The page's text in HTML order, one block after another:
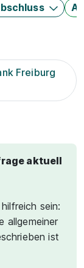
Freiburg
aktuell
sein:
allgemeiner
ist